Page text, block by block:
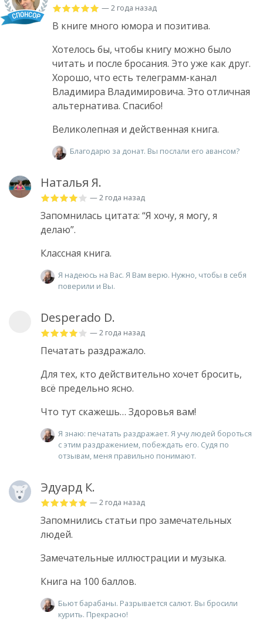
— 2 года назад
В книге много юмора и позитива.
Хотелось бы, чтобы книгу можно было
читать и после бросания. Это уже как друг.
Хорошо, что есть телеграмм-канал
Владимира Владимировича. Это отличная
альтернатива. Спасибо!
Великолепная и действенная книга.
Благодарю за донат. Вы послали его авансом?
Наталья Я.
— 2 года назад
Запомнилась цитата: “Я хочу, я могу, я
делаю”.
Классная книга.
Я надеюсь на Вас. Я Вам верю. Нужно, чтобы в себя
поверили и Вы.
Desperado D.
— 2 года назад
Печатать раздражало.
Для тех, кто действительно хочет бросить,
всё предельно ясно.
Что тут скажешь… Здоровья вам!
Я знаю: печатать раздражает. Я учу людей бороться
с этим раздражением, побеждать его. Судя по
отзывам, меня правильно понимают.
Эдуард К.
— 2 года назад
Запомнились статьи про замечательных
людей.
Замечательные иллюстрации и музыка.
Книга на 100 баллов.
Бьют барабаны. Разрывается салют. Вы бросили
курить. Прекрасно!